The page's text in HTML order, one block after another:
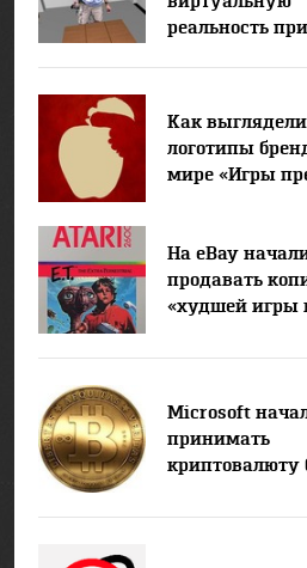
реальность
Как
логотипы
мире «Игры
На eBay
продавать
«худшей игры
Microsoft
принимать
криптовалюту